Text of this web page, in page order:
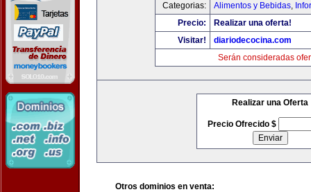
Categorias:
Alimentos y Bebidas,
Precio:
Realizar una oferta!
Visitar!
diariodecocina.com
Serán consideradas
Realizar una Oferta
Precio Ofrecido $
Otros dominios en venta: